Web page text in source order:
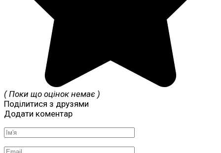
( Поки що оцінок немає )
Поділитися з друзями
Додати коментар
Ім'я
*
Email